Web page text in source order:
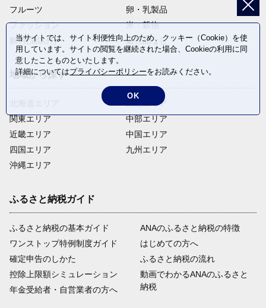
フルーツ
卵・乳製品
ファッション
米・穀物
飲料(酒以外)
返礼品なし
地域から探す
関東エリア
近畿エリア
四国エリア
沖縄エリア
東北エリア
中部エリア
中国エリア
九州エリア
ふるさと納税ガイド
ふるさと納税の基本ガイド
ワンストップ特例制度ガイド
確定申告のしかた
控除上限額シミュレーション
年金受給者・自営業者の方へ
ANAのふるさと納税の特徴
はじめての方へ
ふるさと納税の流れ
動画でわかるANAのふるさと
納税
当サイトでは、サイト利便性向上のため、クッキー（Cookie）を使
用しています。サイトの閲覧を継続された場合、Cookieの利用に同
意したことものといたします。
詳細についてはプライバシーポリシーをお読みください。
OK